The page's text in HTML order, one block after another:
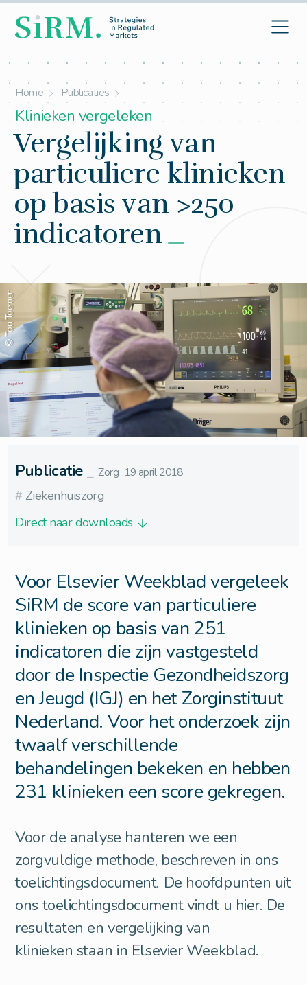
Home Publicaties
Klinieken vergeleken
Vergelijking van
particuliere klinieken
op basis van >250
indicatoren
© Ton Toemen
Publicatie Zorg 19 april 2018
# Ziekenhuiszorg
Direct naar downloads
Voor Elsevier Weekblad vergeleek
SiRM de score van particuliere
klinieken op basis van 251
indicatoren die zijn vastgesteld
door de Inspectie Gezondheidszorg
en Jeugd (IGJ) en het Zorginstituut
Nederland. Voor het onderzoek zijn
twaalf verschillende
behandelingen bekeken en hebben
231 klinieken een score gekregen.
Voor de analyse hanteren we een
zorgvuldige methode, beschreven in ons
toelichtingsdocument. De hoofdpunten uit
ons toelichtingsdocument vindt u hier. De
resultaten en vergelijking van
klinieken staan in Elsevier Weekblad.